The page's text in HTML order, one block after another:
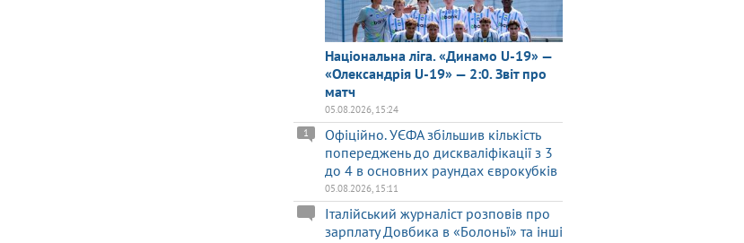
Національна ліга. «Динамо U-19» —
«Олександрія U-19» — 2:0. Звіт про
матч
05.08.2026, 15:24
Офіційно. УЄФА збільшив кількість
попереджень до дискваліфікації з 3
до 4 в основних раундах єврокубків
1
05.08.2026, 15:11
Італійський журналіст розповів про
зарплату Довбика в «Болоньї» та інші